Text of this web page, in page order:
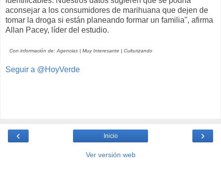
aconsejar a los consumidores de marihuana que dejen de
tomar la droga si están planeando formar un familia", afirma
Allan Pacey, líder del estudio.
Con información de: Agencias | Muy Interesante | Culturizando
Seguir a @HoyVerde
‹ ›
Inicio
Ver versión web